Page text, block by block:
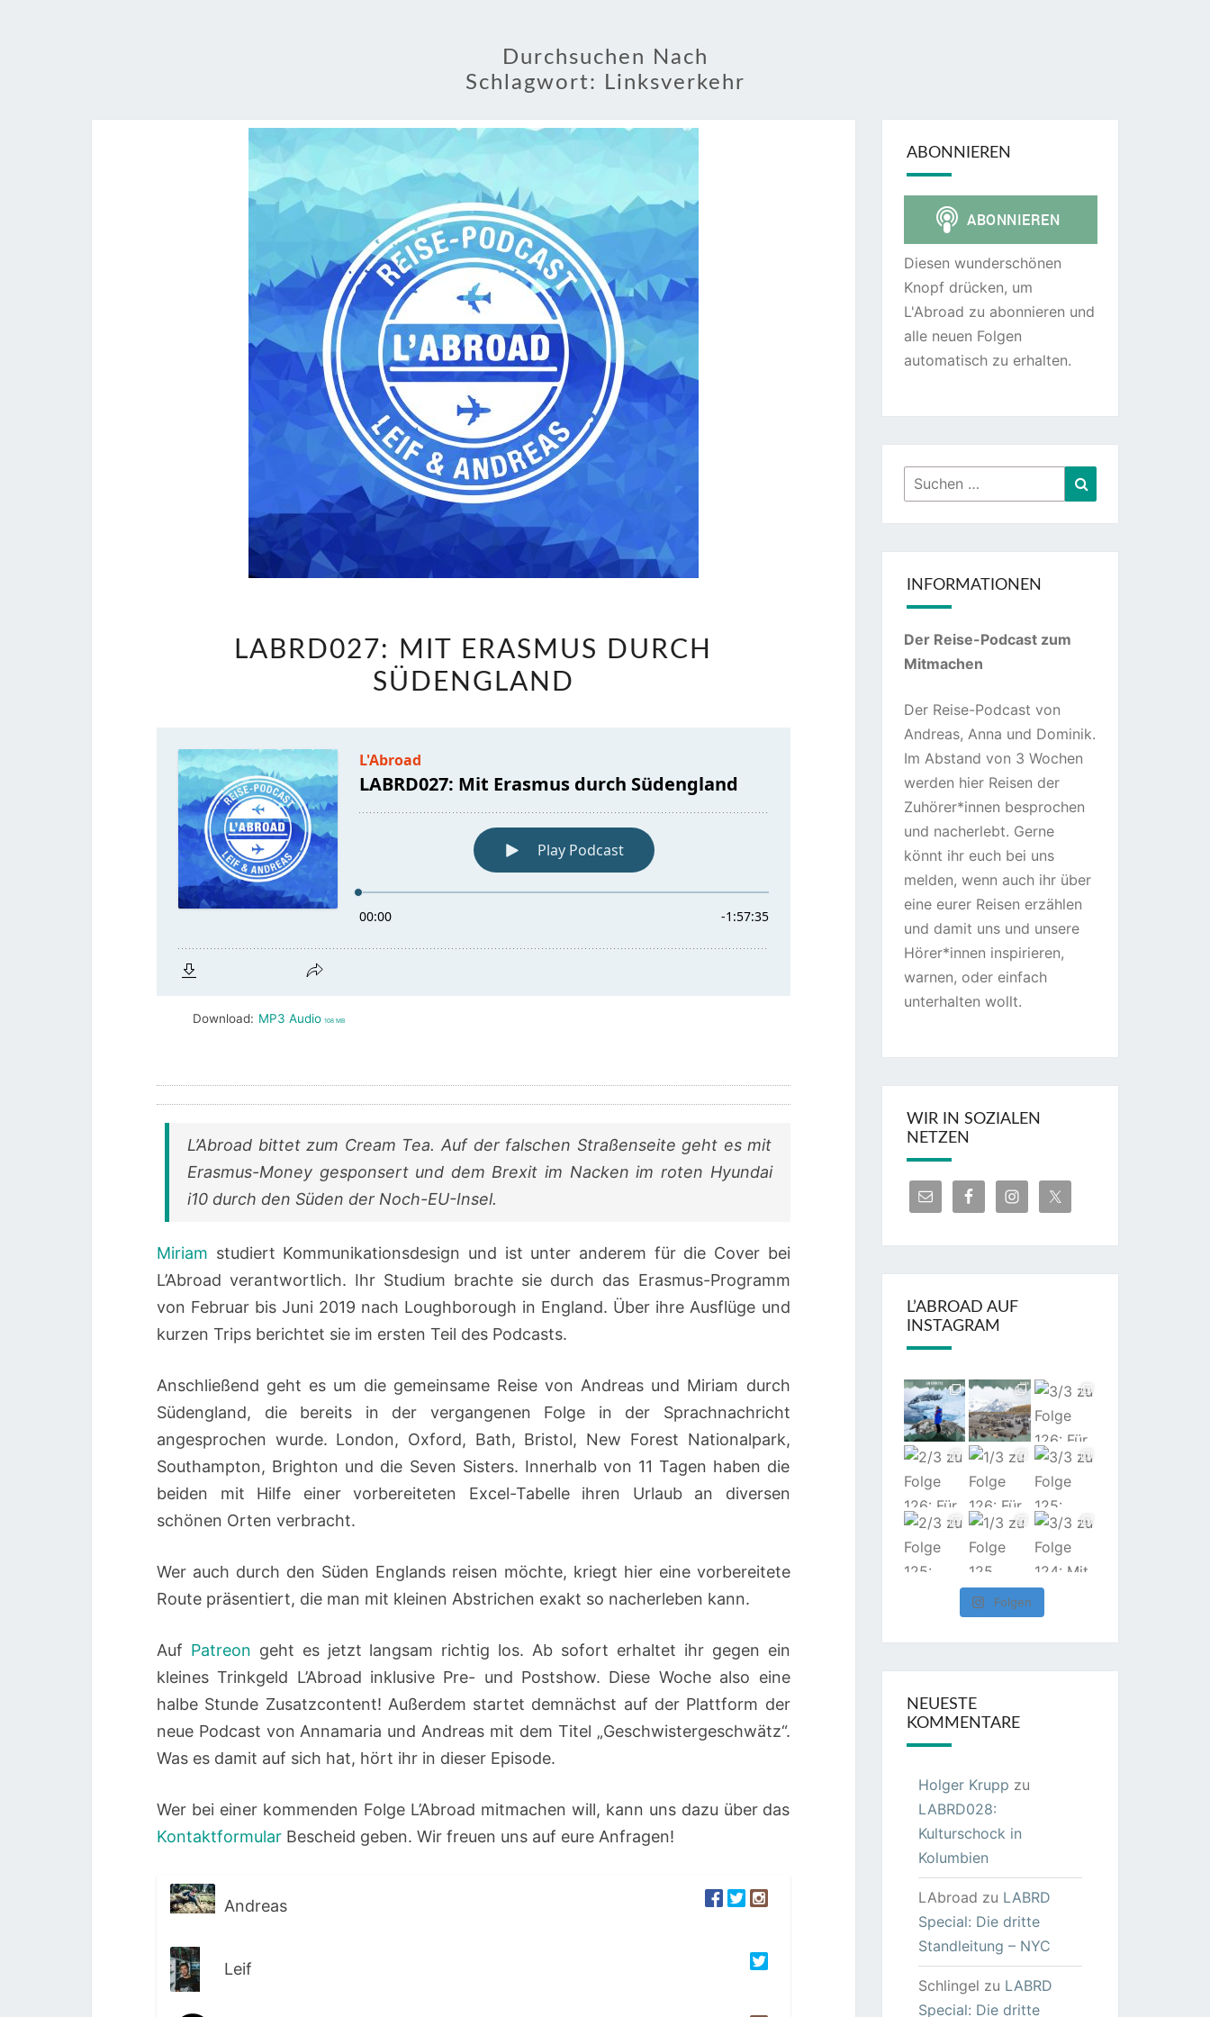
Durchsuchen Nach
Schlagwort:
Linksverkehr
MIT
ERASMUS
LABRD027: MIT ERASMUS DURCH
SÜDENGLAND
Download: MP3 Audio 108 MB
L’Abroad bittet zum Cream Tea. Auf der falschen Straßenseite geht es mit
Erasmus-Money gesponsert und dem Brexit im Nacken im roten Hyundai
i10 durch den Süden der Noch-EU-Insel.
Miriam studiert Kommunikationsdesign und ist unter anderem für die Cover bei
L’Abroad verantwortlich. Ihr Studium brachte sie durch das Erasmus-Programm
von Februar bis Juni 2019 nach Loughborough in England. Über ihre Ausflüge und
kurzen Trips berichtet sie im ersten Teil des Podcasts.
Anschließend geht es um die gemeinsame Reise von Andreas und Miriam durch
Südengland, die bereits in der vergangenen Folge in der Sprachnachricht
angesprochen wurde. London, Oxford, Bath, Bristol, New Forest Nationalpark,
Southampton, Brighton und die Seven Sisters. Innerhalb von 11 Tagen haben die
beiden mit Hilfe einer vorbereiteten Excel-Tabelle ihren Urlaub an diversen
schönen Orten verbracht.
Wer auch durch den Süden Englands reisen möchte, kriegt hier eine vorbereitete
Route präsentiert, die man mit kleinen Abstrichen exakt so nacherleben kann.
Auf Patreon geht es jetzt langsam richtig los. Ab sofort erhaltet ihr gegen ein
kleines Trinkgeld L’Abroad inklusive Pre- und Postshow. Diese Woche also eine
halbe Stunde Zusatzcontent! Außerdem startet demnächst auf der Plattform der
neue Podcast von Annamaria und Andreas mit dem Titel „Geschwistergeschwätz“.
Was es damit auf sich hat, hört ihr in dieser Episode.
Wer bei einer kommenden Folge L’Abroad mitmachen will, kann uns dazu über das
Kontaktformular Bescheid geben. Wir freuen uns auf eure Anfragen!
Andreas
Leif
ABONNIEREN
Diesen wunderschönen
Knopf drücken, um
L'Abroad zu abonnieren und
alle neuen Folgen
automatisch zu erhalten.
Suchen
nach:
INFORMATIONEN
Der Reise-Podcast zum
Mitmachen
Der Reise-Podcast von
Andreas, Anna und Dominik.
Im Abstand von 3 Wochen
werden hier Reisen der
Zuhörer*innen besprochen
und nacherlebt. Gerne
könnt ihr euch bei uns
melden, wenn auch ihr über
eine eurer Reisen erzählen
und damit uns und unsere
Hörer*innen inspirieren,
warnen, oder einfach
unterhalten wollt.
WIR IN SOZIALEN
NETZEN
L’ABROAD AUF
INSTAGRAM
Folgen
NEUESTE
KOMMENTARE
Holger Krupp zu
LABRD028:
Kulturschock in
Kolumbien
LAbroad zu LABRD
Special: Die dritte
Standleitung – NYC
Schlingel zu LABRD
Special: Die dritte